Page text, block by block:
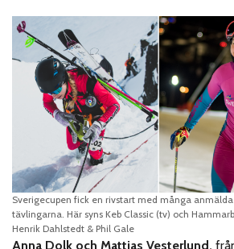
Sverigecupen fick en rivstart med många
tävlingarna. Här syns Keb Classic (tv) och
Henrik Dahlstedt & Phil Gale
Anna Dolk och Mattias Vesterlund,